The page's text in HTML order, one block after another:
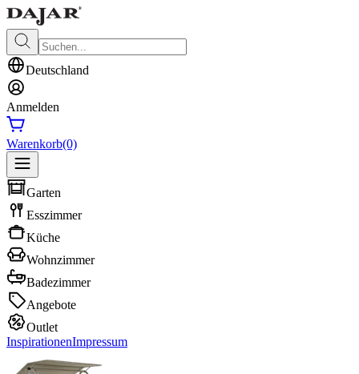
Deutschland
Anmelden
Warenkorb(0)
Garten
Esszimmer
Küche
Wohnzimmer
Badezimmer
Angebote
Outlet
InspirationenImpressum